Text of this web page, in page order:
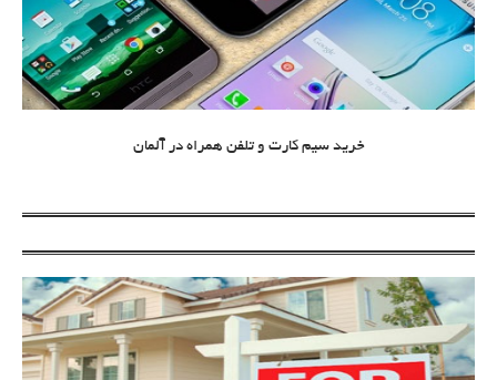
خرید سیم کارت و تلفن همراه در آلمان